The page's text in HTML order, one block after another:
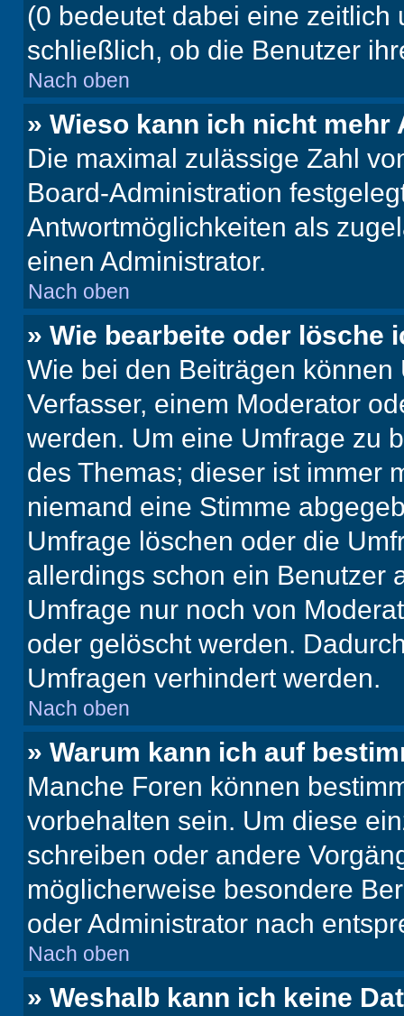
(0 bedeutet dabei eine zeitlich
schließlich, ob die Benutzer
Nach oben
» Wieso kann ich nicht
Die maximal zulässige Zahl
Board-Administration
Antwortmöglichkeiten als
einen Administrator.
Nach oben
» Wie bearbeite oder lösche
Wie bei den Beiträgen
Verfasser, einem Moderator
werden. Um eine Umfrage zu
des Themas; dieser ist immer
niemand eine Stimme
Umfrage löschen oder die
allerdings schon ein Benutzer
Umfrage nur noch von
oder gelöscht werden.
Umfragen verhindert werden.
Nach oben
» Warum kann ich auf
Manche Foren können
vorbehalten sein. Um diese
schreiben oder andere
möglicherweise besondere
oder Administrator nach
Nach oben
» Weshalb kann ich keine